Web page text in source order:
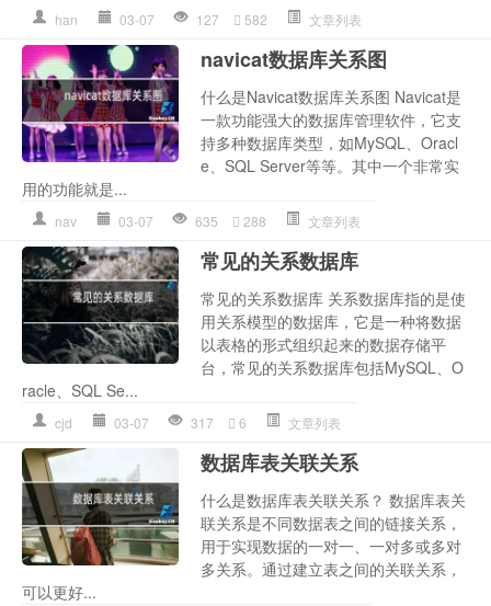
han 03-07 127 582 文章列表
navicat数据库关系图
什么是Navicat数据库关系图 Navicat是
一款功能强大的数据库管理软件，它支
持多种数据库类型，如MySQL、Oracl
e、SQL Server等等。其中一个非常实
用的功能就是...
nav 03-07 635 288 文章列表
常见的关系数据库
常见的关系数据库 关系数据库指的是使
用关系模型的数据库，它是一种将数据
以表格的形式组织起来的数据存储平
台，常见的关系数据库包括MySQL、O
racle、SQL Se...
cjd 03-07 317 6 文章列表
数据库表关联关系
什么是数据库表关联关系？ 数据库表关
联关系是不同数据表之间的链接关系，
用于实现数据的一对一、一对多或多对
多关系。通过建立表之间的关联关系，
可以更好...